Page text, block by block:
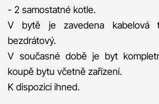
- 2 samostatné kotle.
V bytě je zavedena kabelová
bezdrátový.
V současné době je byt
koupě bytu včetně zařízení.
K dispozici ihned.